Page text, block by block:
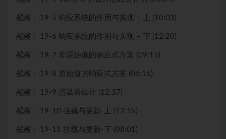
视频： 19-5 响应系统的作用与实现 – 上 (10:03)
视频： 19-6 响应系统的作用与实现 – 下 (12:20)
视频： 19-7 非原始值的响应式方案 (09:15)
视频： 19-8 原始值的响应式方案 (06:16)
视频： 19-9 渲染器设计 (12:37)
视频： 19-10 挂载与更新-上 (12:15)
视频： 19-11 挂载与更新-下 (08:01)